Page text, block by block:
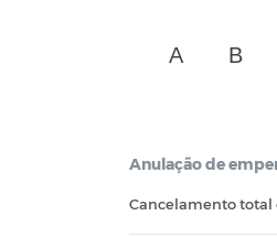
A B
Anulação de
Cancelamento